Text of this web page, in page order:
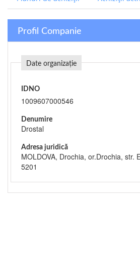
Profil Companie
Date organizație
IDNO
1009607000546
Denumire
Drostal
Adresa juridică
MOLDOVA, Drochia, or.Drochia, str.
5201